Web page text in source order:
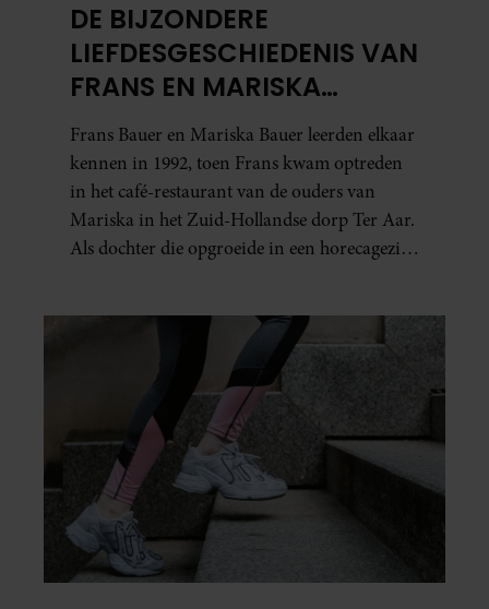
DE BIJZONDERE
LIEFDESGESCHIEDENIS VAN
FRANS EN MARISKA
BAUER: OOK IN BED
ELKAARS EERSTE
Frans Bauer en Mariska Bauer leerden elkaar
kennen in 1992, toen Frans kwam optreden
in het café-restaurant van de ouders van
Mariska in het Zuid-Hollandse dorp Ter Aar.
Als dochter die opgroeide in een horecagezin